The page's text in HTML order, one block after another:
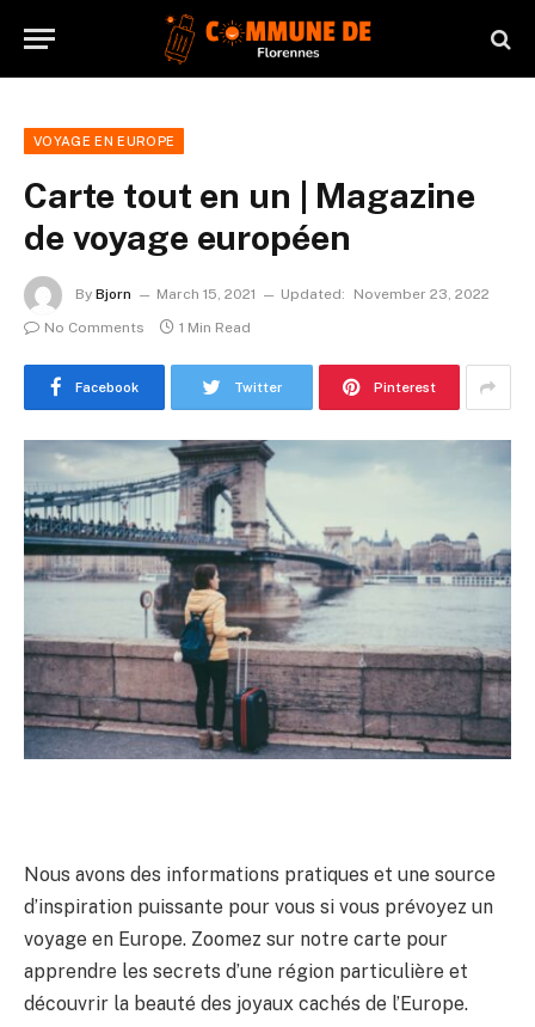
VOYAGE EN EUROPE
Carte tout en un | Magazine
de voyage européen
By Bjorn March 15, 2021 Updated:
November 23, 2022
No Comments
1 Min Read
Facebook Twitter Pinterest
Nous avons des informations pratiques et une source
d’inspiration puissante pour vous si vous prévoyez un
voyage en Europe. Zoomez sur notre carte pour
apprendre les secrets d’une région particulière et
découvrir la beauté des joyaux cachés de l’Europe.